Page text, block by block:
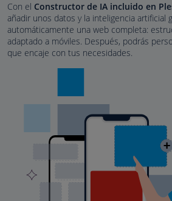
Con el Constructor de IA incluido en
añadir unos datos y la inteligencia artificial
automáticamente una web completa:
adaptado a móviles. Después, podrás
que encaje con tus necesidades.